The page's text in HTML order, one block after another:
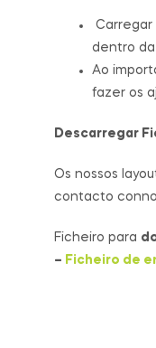
Carregar
dentro
Ao
fazer os
Descarregar
Os nossos
contacto
Ficheiro para
– Ficheiro de